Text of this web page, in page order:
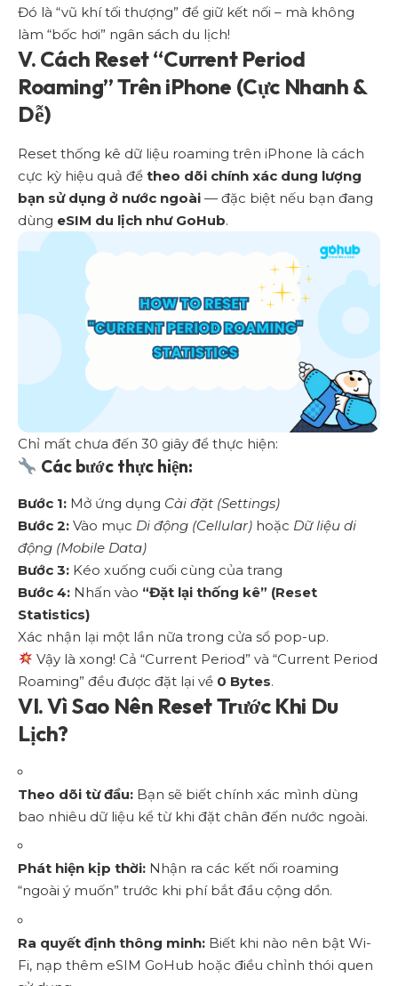
Đó là “vũ khí tối thượng” để giữ kết nối – mà không
làm “bốc hơi” ngân sách du lịch!
V. Cách Reset “Current Period
Roaming” Trên iPhone (Cực Nhanh &
Dễ)
Reset thống kê dữ liệu roaming trên iPhone là cách
cực kỳ hiệu quả để theo dõi chính xác dung lượng
bạn sử dụng ở nước ngoài — đặc biệt nếu bạn đang
dùng eSIM du lịch như GoHub.
Chỉ mất chưa đến 30 giây để thực hiện:
Các bước thực hiện:
Bước 1: Mở ứng dụng Cài đặt (Settings)
Bước 2: Vào mục Di động (Cellular) hoặc Dữ liệu di
động (Mobile Data)
Bước 3: Kéo xuống cuối cùng của trang
Bước 4: Nhấn vào “Đặt lại thống kê” (Reset
Statistics)
Xác nhận lại một lần nữa trong cửa sổ pop-up.
Vậy là xong! Cả “Current Period” và “Current Period
Roaming” đều được đặt lại về 0 Bytes.
VI. Vì Sao Nên Reset Trước Khi Du
Lịch?
Theo dõi từ đầu: Bạn sẽ biết chính xác mình dùng
bao nhiêu dữ liệu kể từ khi đặt chân đến nước ngoài.
Phát hiện kịp thời: Nhận ra các kết nối roaming
“ngoài ý muốn” trước khi phí bắt đầu cộng dồn.
Ra quyết định thông minh: Biết khi nào nên bật Wi-
Fi, nạp thêm eSIM GoHub hoặc điều chỉnh thói quen